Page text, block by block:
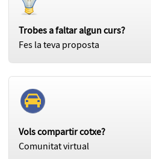
Trobes a faltar algun curs?
Fes la teva proposta
Vols compartir cotxe?
Comunitat virtual